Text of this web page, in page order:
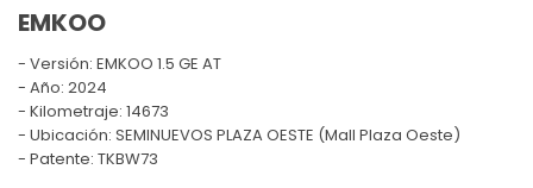
EMKOO
Versión: EMKOO 1.5 GE AT
Año: 2024
Kilometraje: 14673
Ubicación: SEMINUEVOS PLAZA OESTE (Mall Plaza Oeste)
Patente: TKBW73